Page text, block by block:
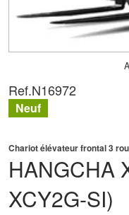
HANGCHA
XCY2G-SI)
Chariot élévateur frontal 3
Ref.N16972
Neuf